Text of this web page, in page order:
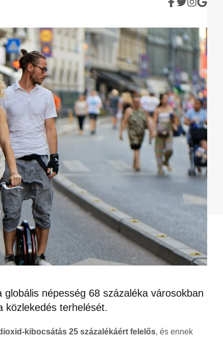
népesség 68 százaléka városokban
közlekedés terhelését.
kibocsátás 25 százalékáért felelős, és ennek